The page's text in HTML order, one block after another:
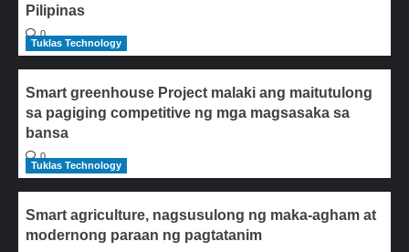
Pilipinas
0
Tuklas Technology
Smart greenhouse Project malaki ang maitutulong
sa pagiging competitive ng mga magsasaka sa
bansa
0
Tuklas Technology
Smart agriculture, nagsusulong ng maka-agham at
modernong paraan ng pagtatanim